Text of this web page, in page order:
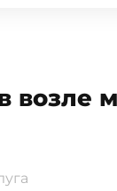
возле